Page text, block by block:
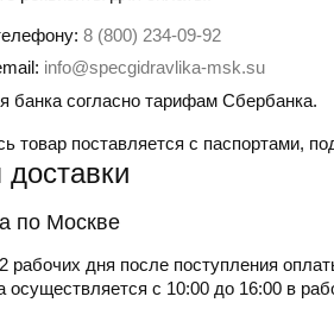
8 (800) 234-09-92
info@specgidravlika-msk.su
банка согласно тарифам Сбербанка.
товар поставляется с паспортами,
по Москве
рабочих дня после поступления
осуществляется с 10:00 до 16:00 в